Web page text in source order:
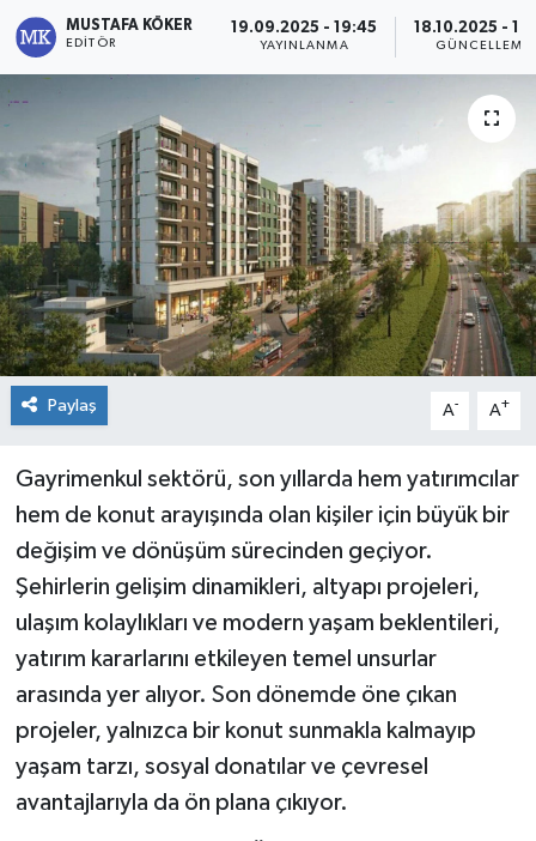
MUSTAFA KÖKER
EDITÖR
19.09.2025 - 19:45
YAYINLANMA
18.10.2025 -
GÜNCELLEME
Paylaş A- A+
Gayrimenkul sektörü, son yıllarda hem yatırımcılar
hem de konut arayışında olan kişiler için büyük bir
değişim ve dönüşüm sürecinden geçiyor.
Şehirlerin gelişim dinamikleri, altyapı projeleri,
ulaşım kolaylıkları ve modern yaşam beklentileri,
yatırım kararlarını etkileyen temel unsurlar
arasında yer alıyor. Son dönemde öne çıkan
projeler, yalnızca bir konut sunmakla kalmayıp
yaşam tarzı, sosyal donatılar ve çevresel
avantajlarıyla da ön plana çıkıyor.